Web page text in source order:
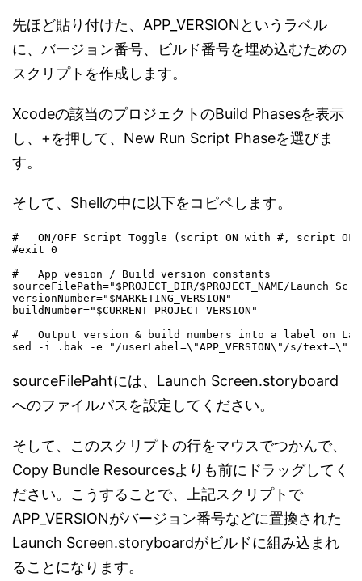
先ほど貼り付けた、APP_VERSIONというラベル
に、バージョン番号、ビルド番号を埋め込むための
スクリプトを作成します。
Xcodeの該当のプロジェクトのBuild Phasesを表示
し、+を押して、New Run Script Phaseを選びま
す。
そして、Shellの中に以下をコピペします。
#   ON/OFF Script Toggle (script ON with #, script
#exit 0
#   App vesion / Build version constants
sourceFilePath="$PROJECT_DIR/$PROJECT_NAME/Launch
versionNumber="$MARKETING_VERSION"
buildNumber="$CURRENT_PROJECT_VERSION"
#   Output version & build numbers into a label on
sed -i .bak -e "/userLabel=\"APP_VERSION\"/s/
sourceFilePahtには、Launch Screen.storyboard
へのファイルパスを設定してください。
そして、このスクリプトの行をマウスでつかんで、
Copy Bundle Resourcesよりも前にドラッグしてく
ださい。こうすることで、上記スクリプトで
APP_VERSIONがバージョン番号などに置換された
Launch Screen.storyboardがビルドに組み込まれ
ることになります。